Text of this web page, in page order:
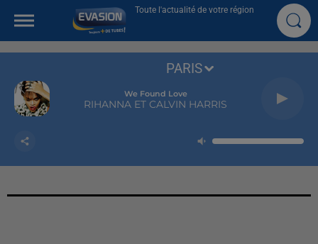
Toute l'actualité de votre région
We Found Love
RIHANNA ET CALVIN HARRIS
PARIS